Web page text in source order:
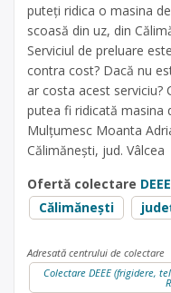
puteți ridica o masina
scoasă din uz, din
Serviciul de preluare
contra cost? Dacă nu
ar costa acest serviciu?
putea fi ridicată masina
Mulțumesc Moanta
Călimănești, jud. Vâlcea
Ofertă colectare DEEE
Călimănești
Adresată centrului de colectare
Colectare DEEE (frigidere,